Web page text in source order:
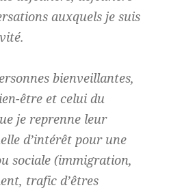
auxquels je suis
bienveillantes,
être et celui du
je reprenne leur
d’intérêt pour une
sociale (immigration,
trafic d’êtres